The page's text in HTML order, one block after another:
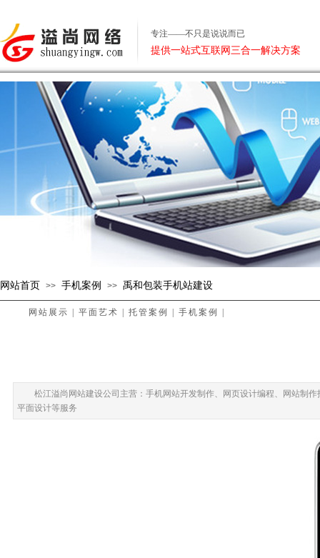
网站首页 >> 手机案例 >> 禹和包装手机站建设
网站展示 平面艺术 托管案例 手机案例
松江溢尚网站建设公司主营：手机网站开发制作、网页设计编程、网站制
平面设计等服务
专注——不只是说说而已
提供一站式互联网三合一解决方案